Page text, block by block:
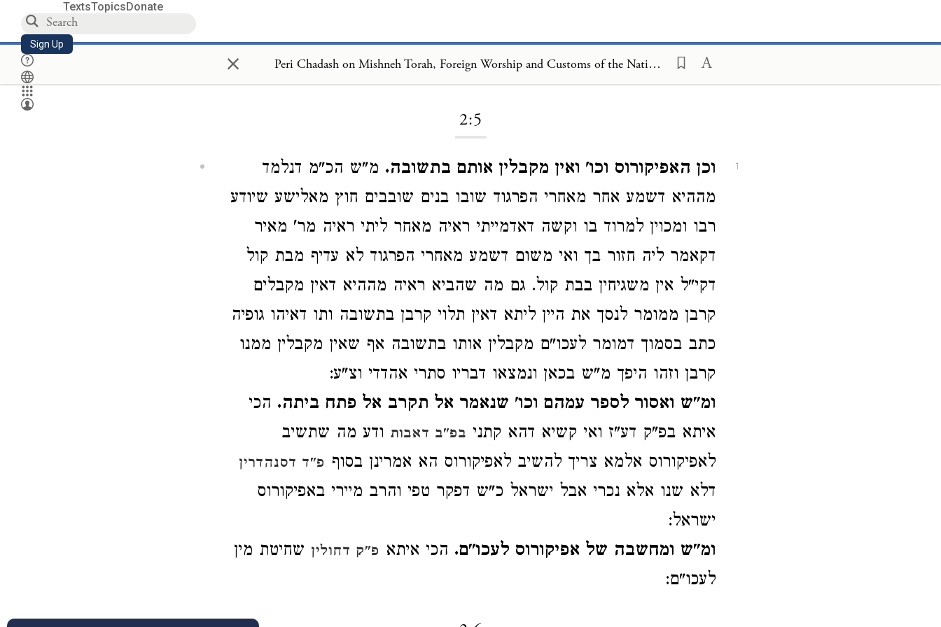
TextsTopicsDonate
Sign Up × Peri Chadash on Mishneh Torah, Foreign Worship and Customs of the Nations 2:5
2:5
1 וכן האפיקורוס וכו' ואין מקבלין אותם בתשובה. מ"ש הכ"מ דנלמד
מההיא דשמע אחר מאחרי הפרגוד שובו בנים שובבים חוץ מאלישע שיודע
רבו ומכוין למרוד בו וקשה דאדמייתי ראיה מאחר ליתי ראיה מר' מאיר
דקאמר ליה חזור בך ואי משום דשמע מאחרי הפרגוד לא עדיף מבת קול
דקי"ל אין משגיחין בבת קול. גם מה שהביא ראיה מההיא דאין מקבלים
קרבן ממומר לנסך את היין ליתא דאין תלוי קרבן בתשובה ותו דאיהו גופיה
כתב בסמוך דמומר לעכו"ם מקבלין אותו בתשובה אף שאין מקבלין ממנו
קרבן וזהו היפך מ"ש בכאן ונמצאו דבריו סתרי אהדדי וצ"ע:
ומ"ש ואסור לספר עמהם וכו' שנאמר אל תקרב אל פתח ביתה. הכי
איתא בפ"ק דע"ז ואי קשיא דהא קתני בפ"ב דאבות ודע מה שתשיב
לאפיקורוס אלמא צריך להשיב לאפיקורוס הא אמרינן בסוף פ"ד דסנהדרין
דלא שנו אלא נכרי אבל ישראל כ"ש דפקר טפי והרב מיירי באפיקורוס
ישראל:
ומ"ש ומחשבה של אפיקורוס לעכו"ם. הכי איתא פ"ק דחולין שחיטת מין
לעכו"ם: